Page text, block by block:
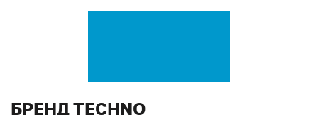
БРЕНД TECHNO